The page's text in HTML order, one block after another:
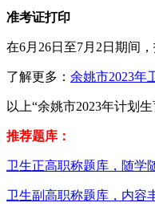
准考证打印
在6月26日至7月2日期间
了解更多： 余姚市2023年
以上“余姚市2023年计划
推荐题库：
卫生正高职称题库，随学
卫生副高职称题库，内容